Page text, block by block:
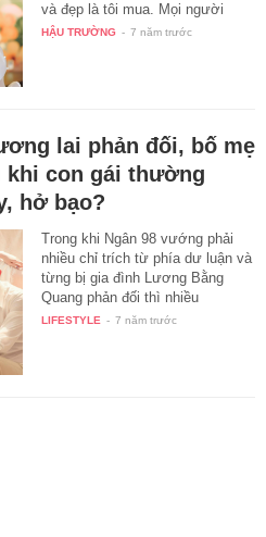
và đẹp là tôi mua. Mọi người
trên…
HẬU TRƯỜNG - 7 năm trước
lai phản đối, bố mẹ
khi con gái thường
hở bạo?
Trong khi Ngân 98 vướng phải
nhiều chỉ trích từ phía dư luận và
từng bị gia đình Lương Bằng
Quang phản đối thì nhiều
người…
LIFESTYLE - 7 năm trước